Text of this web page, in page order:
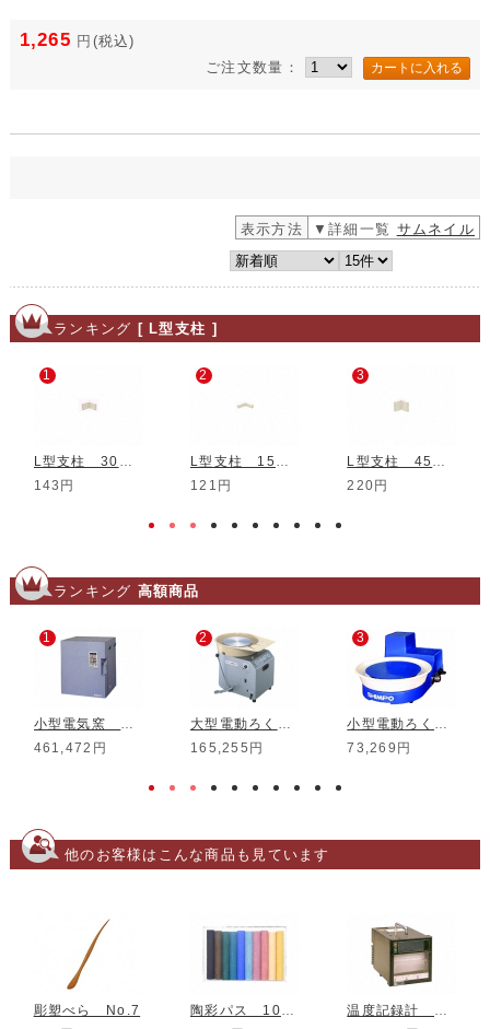
1,265 円 (税込)
ご注文数量：
表示方法 ▼詳細一覧 サムネイル
ランキング [ L型支柱 ]
1
143円
2
121円
3
220円
ランキング 高額商品
1
461,472円
2
165,255円
3
73,269円
他のお客様はこんな商品も見ています
彫塑べら No.7